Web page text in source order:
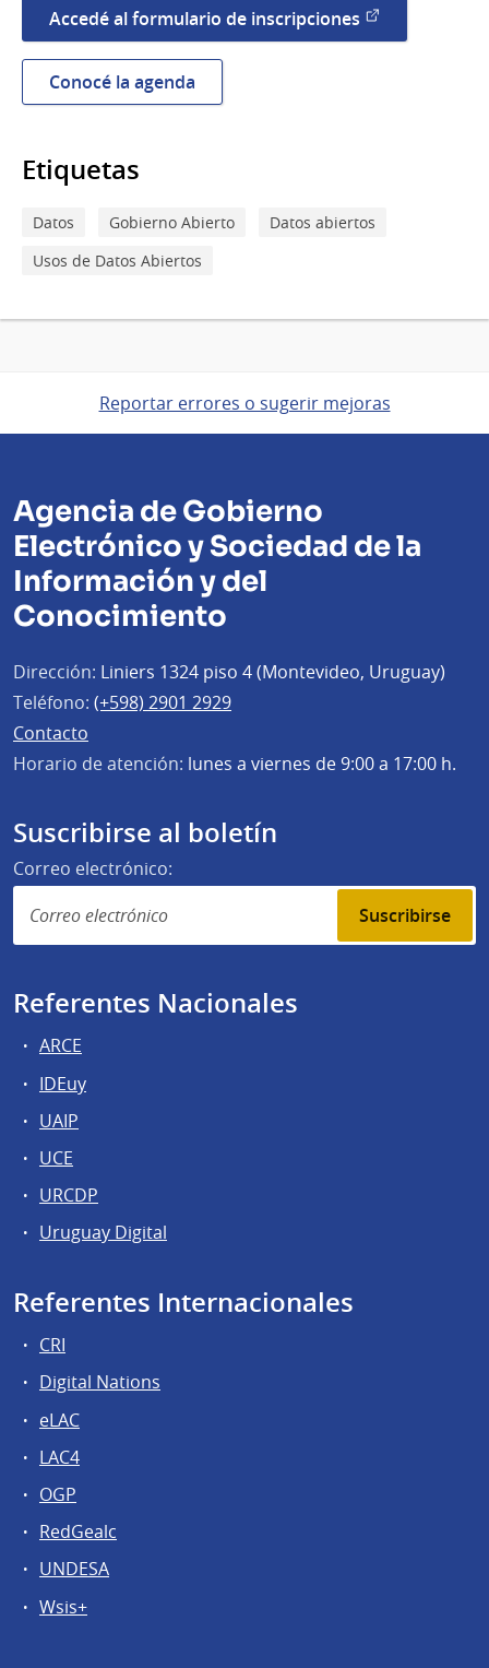
Accedé al formulario de inscripciones
Conocé la agenda
Etiquetas
Datos Gobierno Abierto
Datos abiertos
Usos de Datos Abiertos
Reportar errores o sugerir mejoras
Agencia de Gobierno
Electrónico y Sociedad de la
Información y del
Conocimiento
Dirección: Liniers 1324 piso 4 (Montevideo, Uruguay)
Teléfono: (+598) 2901 2929
Contacto
Horario de atención: lunes a viernes de 9:00 a 17:00 h.
Suscribirse al boletín
Correo electrónico:
Suscribirse
Referentes Nacionales
ARCE
IDEuy
UAIP
UCE
URCDP
Uruguay Digital
Referentes Internacionales
CRI
Digital Nations
eLAC
LAC4
OGP
RedGealc
UNDESA
Wsis+